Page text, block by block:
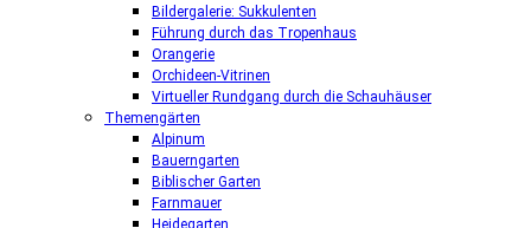
Bildergalerie: Sukkulenten
Führung durch das Tropenhaus
Orangerie
Orchideen-Vitrinen
Virtueller Rundgang durch die Schauhäuser
Themengärten
Alpinum
Bauerngarten
Biblischer Garten
Farnmauer
Heidegarten